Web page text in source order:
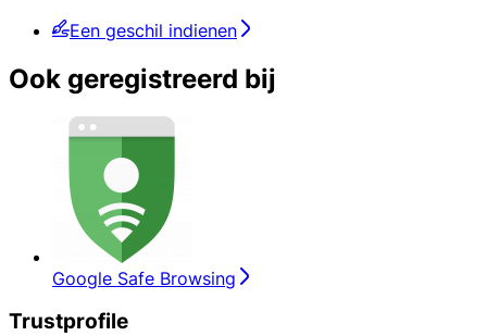
Een geschil indienen
Ook geregistreerd bij
Google Safe Browsing
Trustprofile